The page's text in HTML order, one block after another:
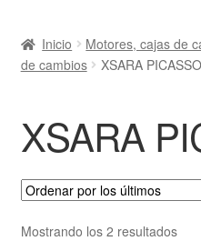
navegación
Caja registradora
Inicio Motores, cajas de
de cambios
XSARA PICASSO
XSARA
Mostrando los 2 resultados